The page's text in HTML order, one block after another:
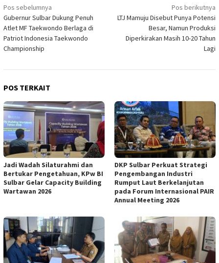
Navigasi
pos
Pos sebelumnya
Gubernur Sulbar Dukung Penuh
Atlet MF Taekwondo Berlaga di
Patriot Indonesia Taekwondo
Championship
Pos berikutnya
LTJ Mamuju Disebut Punya Potensi
Besar, Namun Produksi
Diperkirakan Masih 10-20 Tahun
Lagi
POS TERKAIT
Jadi Wadah Silaturahmi dan
Bertukar Pengetahuan, KPw BI
Sulbar Gelar Capacity Building
Wartawan 2026
DKP Sulbar Perkuat Strategi
Pengembangan Industri
Rumput Laut Berkelanjutan
pada Forum Internasional PAIR
Annual Meeting 2026